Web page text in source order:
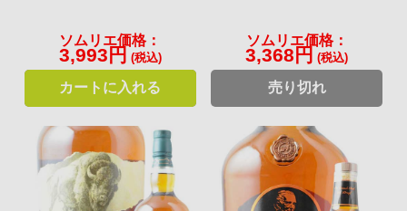
ソムリエ価格：
3,993円 (税込)
カートに入れる
ソムリエ価格：
3,368円 (税込)
売り切れ